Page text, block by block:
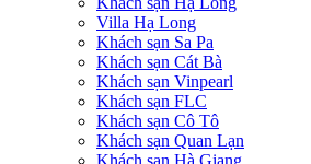
Villa Hạ Long
Khách sạn Sa Pa
Khách sạn Cát Bà
Khách sạn Vinpearl
Khách sạn FLC
Khách sạn Cô Tô
Khách sạn Quan Lạn
Khách sạn Hà Giang